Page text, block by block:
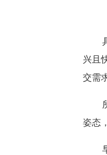
兴且
交需
姿态